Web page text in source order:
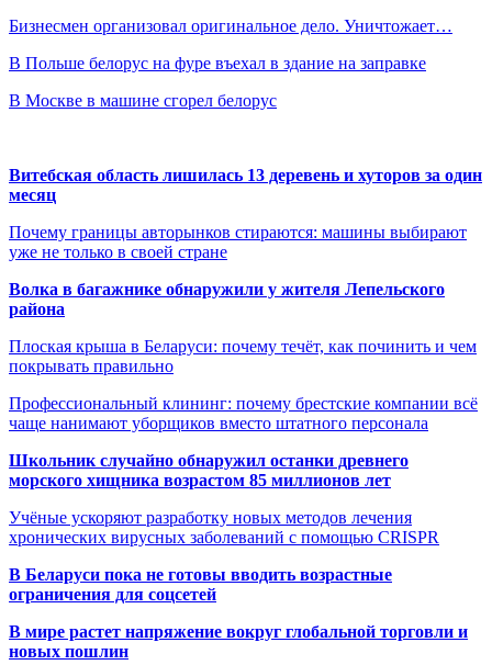
Бизнесмен организовал оригинальное дело. Уничтожает…
В Польше белорус на фуре въехал в здание на заправке
В Москве в машине сгорел белорус
Витебская область лишилась 13 деревень и хуторов за один
месяц
Почему границы авторынков стираются: машины выбирают
уже не только в своей стране
Волка в багажнике обнаружили у жителя Лепельского
района
Плоская крыша в Беларуси: почему течёт, как починить и чем
покрывать правильно
Профессиональный клининг: почему брестские компании всё
чаще нанимают уборщиков вместо штатного персонала
Школьник случайно обнаружил останки древнего
морского хищника возрастом 85 миллионов лет
Учёные ускоряют разработку новых методов лечения
хронических вирусных заболеваний с помощью CRISPR
В Беларуси пока не готовы вводить возрастные
ограничения для соцсетей
В мире растет напряжение вокруг глобальной торговли и
новых пошлин